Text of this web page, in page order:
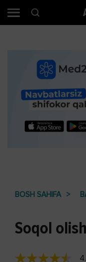
BOSH SAHIFA
Soqol